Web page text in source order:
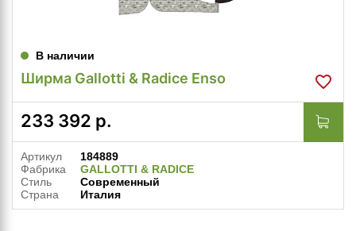
В наличии
Ширма Gallotti & Radice Enso
233 392 р.
Артикул
184889
Фабрика
GALLOTTI & RADICE
Стиль
Современный
Страна
Италия